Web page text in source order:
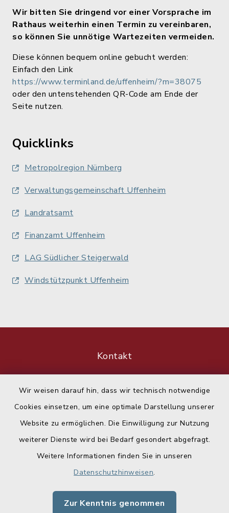
Wir weisen darauf hin, dass wir technisch notwendige
Cookies einsetzen, um eine optimale Darstellung unserer
Website zu ermöglichen. Die Einwilligung zur Nutzung
weiterer Dienste wird bei Bedarf gesondert abgefragt.
Weitere Informationen finden Sie in unseren
Datenschutzhinweisen.
Zur Kenntnis genommen
Wir bitten Sie dringend vor einer Vorsprache im
Rathaus weiterhin einen Termin zu vereinbaren,
so können Sie unnötige Wartezeiten vermeiden.
Diese können bequem online gebucht werden:
Einfach den Link
https://www.terminland.de/uffenheim/?m=38075
oder den untenstehenden QR-Code am Ende der
Seite nutzen.
Quicklinks
Metropolregion Nürnberg
Verwaltungsgemeinschaft Uffenheim
Landratsamt
Finanzamt Uffenheim
LAG Südlicher Steigerwald
Windstützpunkt Uffenheim
Kontakt
Datenschutz
Impressum
Sitemap
Cookie-Einstellungen